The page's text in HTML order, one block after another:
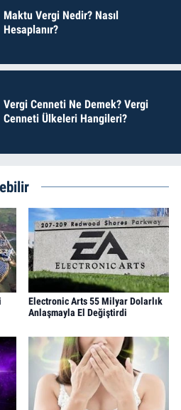
Maktu Vergi Nedir? Nasıl
Hesaplanır?
Vergi Cenneti Ne Demek? Vergi
Cenneti Ülkeleri Hangileri?
Electronic Arts 55 Milyar Dolarlık
Anlaşmayla El Değiştirdi